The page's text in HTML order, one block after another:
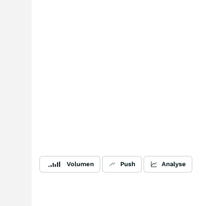
Volumen Push Analyse